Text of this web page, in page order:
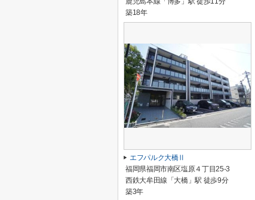
築18年
エフパルク大橋Ⅱ
福岡県福岡市南区塩原４丁目25-3
西鉄大牟田線「大橋」駅 徒歩9分
築3年